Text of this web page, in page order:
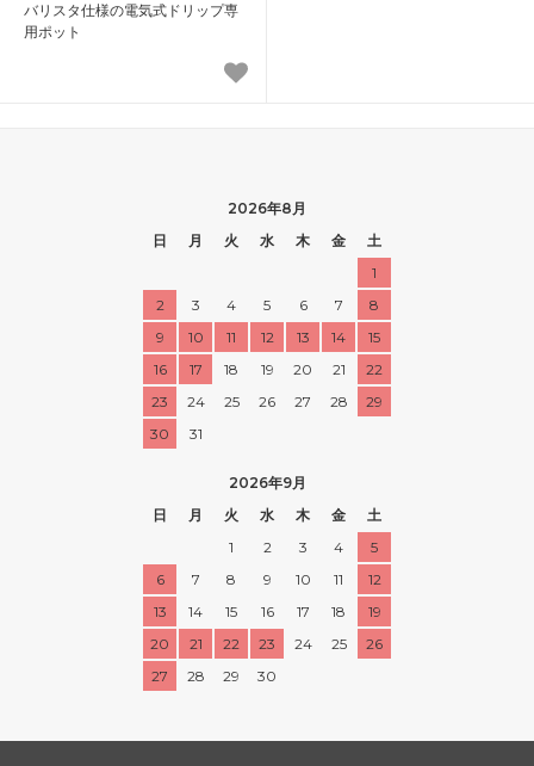
バリスタ仕様の電気式ドリップ専
用ポット
2026年8月
日
月 火 水 木 金
土
1
2
3 4 5 6 7
8
9
10 11 12 13 14
15
16
17 18 19 20 21
22
23
24 25 26 27 28
29
30
31
2026年9月
日
月 火 水 木 金
土
1
2 3 4
5
6
7 8 9 10 11
12
13
14 15 16 17 18
19
20
21 22 23 24 25
26
27
28 29 30